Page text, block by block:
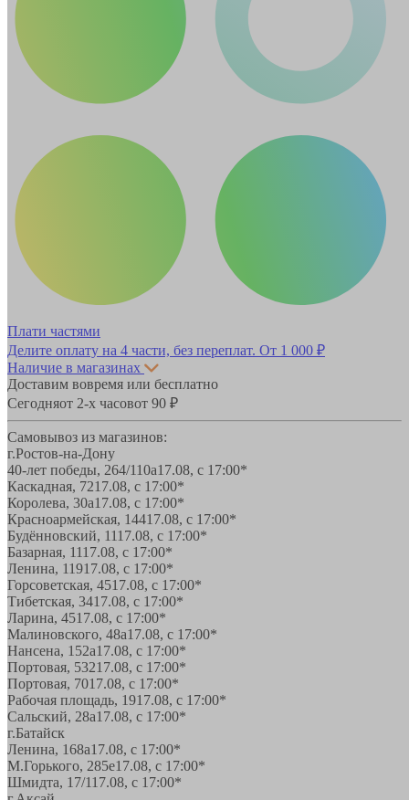
Плати частями
Делите оплату на 4 части, без переплат. От 1 000 ₽
Наличие в магазинах
Доставим вовремя или бесплатно
Сегодняот 2-х часовот 90 ₽
Самовывоз из магазинов:
г.Ростов-на-Дону
40-лет победы, 264/110а17.08, с 17:00*
Каскадная, 7217.08, с 17:00*
Королева, 30а17.08, с 17:00*
Красноармейская, 14417.08, с 17:00*
Будённовский, 1117.08, с 17:00*
Базарная, 1117.08, с 17:00*
Ленина, 11917.08, с 17:00*
Горсоветская, 4517.08, с 17:00*
Тибетская, 3417.08, с 17:00*
Ларина, 4517.08, с 17:00*
Малиновского, 48а17.08, с 17:00*
Нансена, 152а17.08, с 17:00*
Портовая, 53217.08, с 17:00*
Портовая, 7017.08, с 17:00*
Рабочая площадь, 1917.08, с 17:00*
Сальский, 28a17.08, с 17:00*
г.Батайск
Ленина, 168а17.08, с 17:00*
М.Горького, 285е17.08, с 17:00*
Шмидта, 17/117.08, с 17:00*